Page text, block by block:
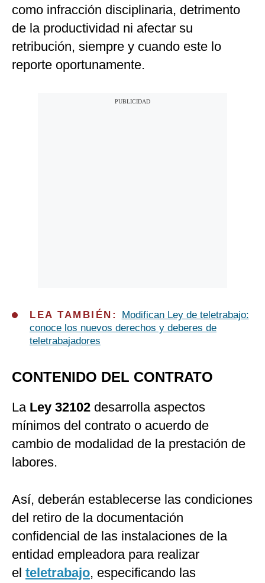
como infracción disciplinaria, detrimento
de la productividad ni afectar su
retribución, siempre y cuando este lo
reporte oportunamente.
LEA TAMBIÉN:
Modifican Ley de teletrabajo:
conoce los nuevos derechos y deberes de
teletrabajadores
CONTENIDO DEL CONTRATO
La Ley 32102 desarrolla aspectos
mínimos del contrato o acuerdo de
cambio de modalidad de la prestación de
labores.
Así, deberán establecerse las condiciones
del retiro de la documentación
confidencial de las instalaciones de la
entidad empleadora para realizar
el teletrabajo, especificando las